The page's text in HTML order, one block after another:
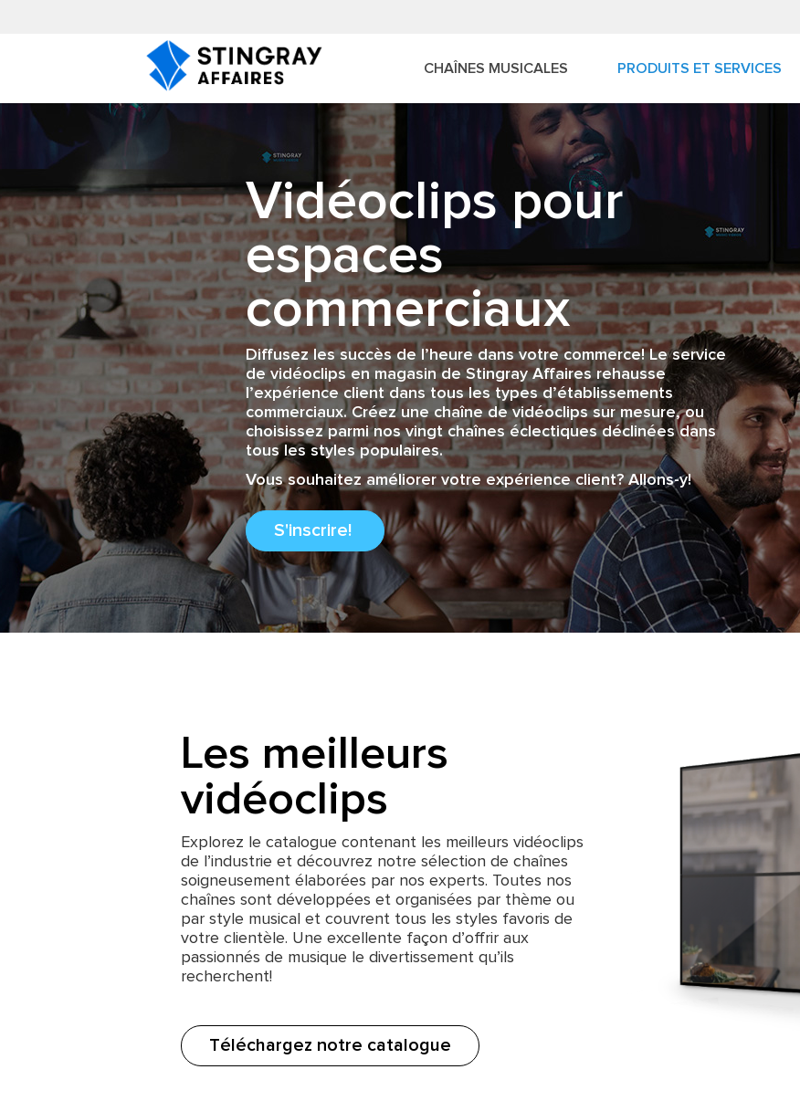
Vidéoclips pour
espaces
commerciaux
Diffusez les succès de l’heure dans votre commerce! Le service
de vidéoclips en magasin de Stingray Affaires rehausse
l’expérience client dans tous les types d’établissements
commerciaux. Créez une chaîne de vidéoclips sur mesure, ou
choisissez parmi nos vingt chaînes éclectiques déclinées dans
tous les styles populaires.
Vous souhaitez améliorer votre expérience client? Allons-y!
S'inscrire!
Les meilleurs
vidéoclips
Explorez le catalogue contenant les meilleurs vidéoclips
de l’industrie et découvrez notre sélection de chaînes
soigneusement élaborées par nos experts. Toutes nos
chaînes sont développées et organisées par thème ou
par style musical et couvrent tous les styles favoris de
votre clientèle. Une excellente façon d’offrir aux
passionnés de musique le divertissement qu’ils
recherchent!
Téléchargez notre catalogue
CHAÎNES MUSICALES PRODUITS ET SERVICES